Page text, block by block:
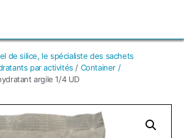
de silice, le spécialiste des sachets
par activités / Container /
argile 1/4 UD